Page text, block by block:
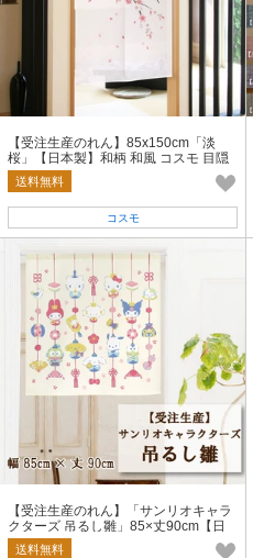
【受注生産のれん】85x150cm「淡
桜」【日本製】和柄 和風 コスモ 目隠
し
送料無料
コスモ
【受注生産のれん】「サンリオキャラ
クターズ 吊るし雛」85×丈90cm【日
本製】コスモ 目隠し
送料無料